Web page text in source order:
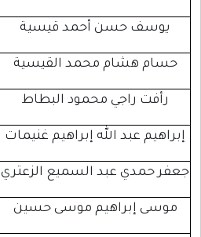
يوسف حسن أحمد قيسية
حسام هشام محمد القيسية
رأفت راجي محمود البطاط
إبراهيم عبد الله إبراهيم غنيمات
جعفر حمدي عبد السميع الزعتري
موسى إبراهيم موسى حسين